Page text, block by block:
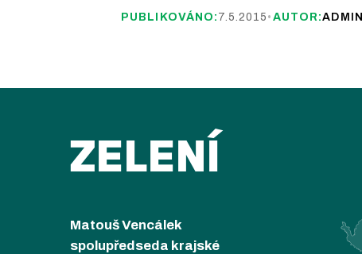
PUBLIKOVÁNO: 7.5.2015 • AUTOR:ADMIN
ZELENÍ
Matouš Vencálek
spolupředseda krajské